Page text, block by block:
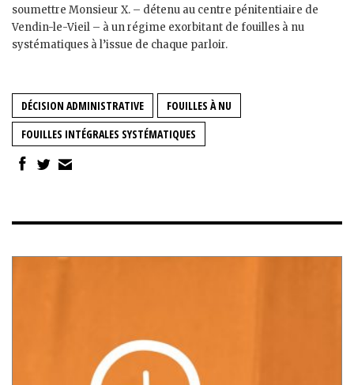
soumettre Monsieur X. – détenu au centre pénitentiaire de
Vendin-le-Vieil – à un régime exorbitant de fouilles à nu
systématiques à l’issue de chaque parloir.
DÉCISION ADMINISTRATIVE
FOUILLES À NU
FOUILLES INTÉGRALES SYSTÉMATIQUES